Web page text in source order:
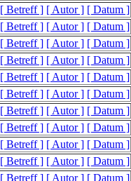
[ Betreff ] [ Autor ] [ Datum ]
[ Betreff ] [ Autor ] [ Datum ]
[ Betreff ] [ Autor ] [ Datum ]
[ Betreff ] [ Autor ] [ Datum ]
[ Betreff ] [ Autor ] [ Datum ]
[ Betreff ] [ Autor ] [ Datum ]
[ Betreff ] [ Autor ] [ Datum ]
[ Betreff ] [ Autor ] [ Datum ]
[ Betreff ] [ Autor ] [ Datum ]
[ Betreff ] [ Autor ] [ Datum ]
[ Betreff ] [ Autor ] [ Datum ]